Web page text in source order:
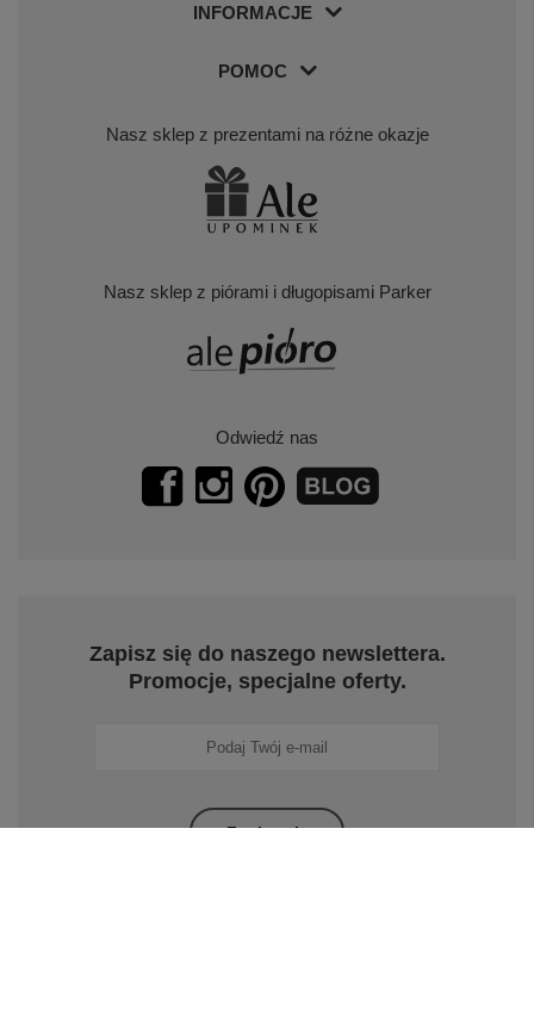
INFORMACJE
POMOC
Nasz sklep z prezentami na różne okazje
Nasz sklep z piórami i długopisami Parker
Odwiedź nas
Zapisz się do naszego newslettera.
Promocje, specjalne oferty.
Zapisz się